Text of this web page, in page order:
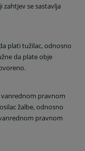
zahtjev se sastavlja
plati tužilac, odnosno
da plate obje
pravnom
žalbe, odnosno
pravnom